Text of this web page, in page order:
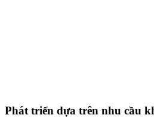
Phát triển dựa trên nhu cầu